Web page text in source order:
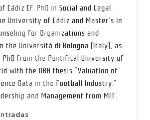
Cádiz CF. PhD in Social and Legal
University of Cádiz and Master’s in
for Organizations and
the Università di Bologna (Italy), as
PhD from the Pontifical University of
with the DBA thesis “Valuation of
Data in the Football Industry.”
and Management from MIT.